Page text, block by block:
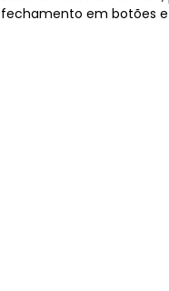
fechamento em botões e